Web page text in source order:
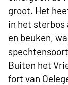
groot. Het
in het sterbos
en beuken,
Buiten het
fort van